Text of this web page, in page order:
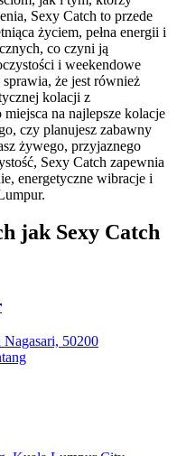
Sexy Catch to przede
życiem, pełna energii i
co czyni ją
i weekendowe
że jest również
kolacji z
na najlepsze kolacje
czy planujesz zabawny
żywego, przyjaznego
Sexy Catch zapewnia
energetyczne wibracje i
jak Sexy Catch
50200